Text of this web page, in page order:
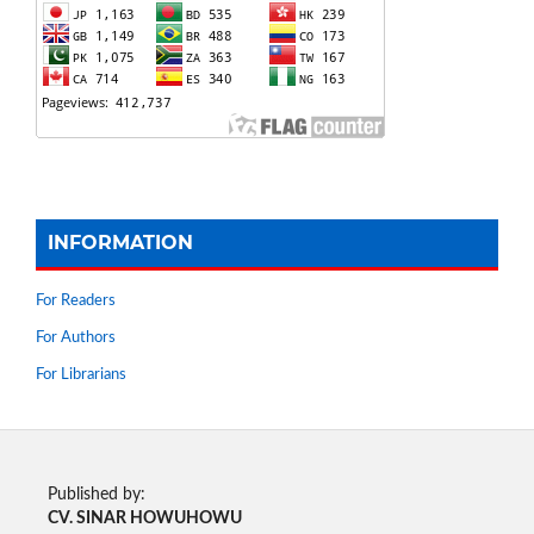
INFORMATION
For Readers
For Authors
For Librarians
Published by:
CV. SINAR HOWUHOWU